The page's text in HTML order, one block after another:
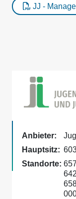
JJ -
Anbieter:
Hauptsitz:
Standorte: